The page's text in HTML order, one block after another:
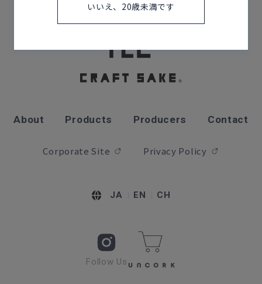
About Products Producers Contact
Corporate Site Privacy Policy
Follow Us
JA EN CH
いいえ、20歳未満です